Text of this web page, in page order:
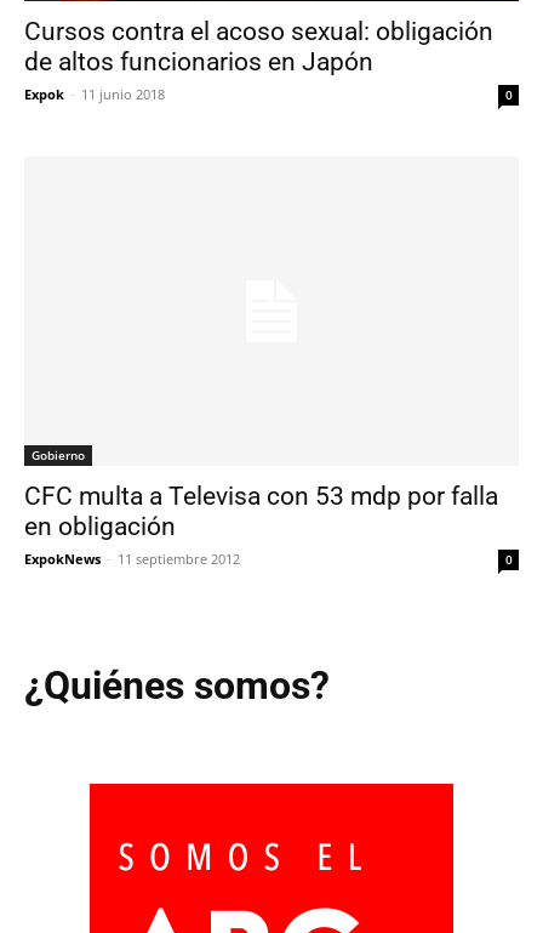
Cursos contra el acoso sexual: obligación
de altos funcionarios en Japón
Expok - 11 junio 2018 0
Gobierno
CFC multa a Televisa con 53 mdp por falla
en obligación
ExpokNews - 11 septiembre 2012 0
¿Quiénes somos?